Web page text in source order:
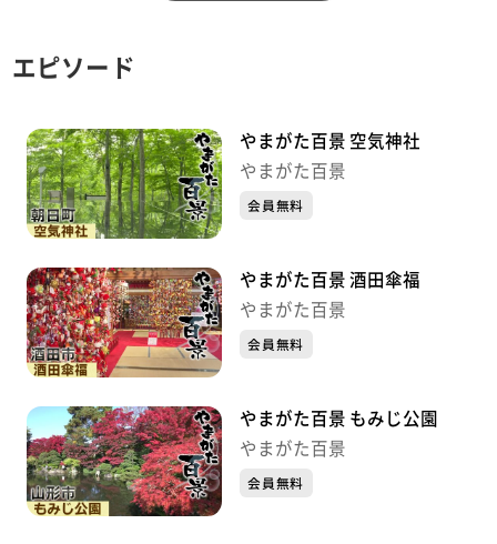
エピソード
やまがた百景 空気神社
やまがた百景
会員無料
やまがた百景 酒田傘福
やまがた百景
会員無料
やまがた百景 もみじ公園
やまがた百景
会員無料